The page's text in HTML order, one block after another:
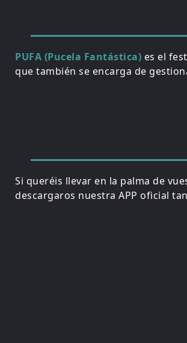
PUFA (Pucela Fantástica) es el
que también se encarga de
Si queréis llevar en la palma de
descargaros nuestra APP oficial